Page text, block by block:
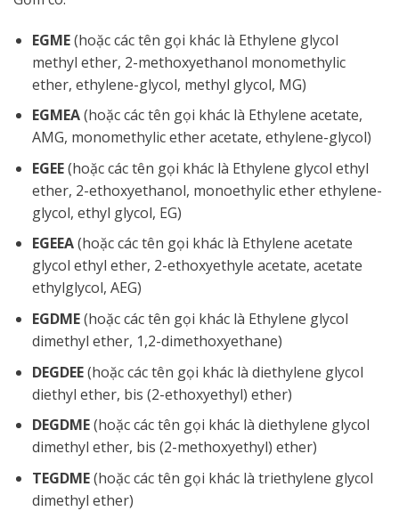
EGME(hoặc các tên gọi khác là Ethylene glycol
methyl ether, 2-methoxyethanol monomethylic
ether, ethylene-glycol, methyl glycol, MG)
EGMEA(hoặc các tên gọi khác là Ethylene acetate,
AMG, monomethylic ether acetate, ethylene-glycol)
EGEE(hoặc các tên gọi khác là Ethylene glycol ethyl
ether, 2-ethoxyethanol, monoethylic ether ethylene-
glycol, ethyl glycol, EG)
EGEEA(hoặc các tên gọi khác là Ethylene acetate
glycol ethyl ether, 2-ethoxyethyle acetate, acetate
ethylglycol, AEG)
EGDME(hoặc các tên gọi khác là Ethylene glycol
dimethyl ether, 1,2-dimethoxyethane)
DEGDEE(hoặc các tên gọi khác là diethylene glycol
diethyl ether, bis (2-ethoxyethyl) ether)
DEGDME(hoặc các tên gọi khác là diethylene glycol
dimethyl ether, bis (2-methoxyethyl) ether)
TEGDME(hoặc các tên gọi khác là triethylene glycol
dimethyl ether)